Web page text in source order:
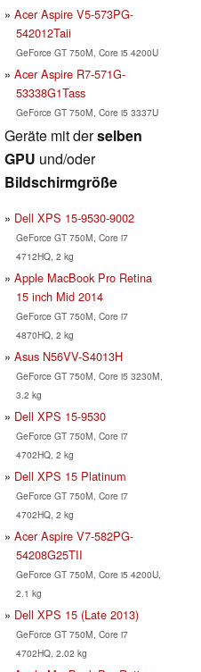
Acer Aspire V5-573PG-
542012Taii
GeForce GT 750M, Core i5 4200U
Acer Aspire R7-571G-
53338G1Tass
GeForce GT 750M, Core i5 3337U
Geräte mit derselben
GPU und/oder
Bildschirmgröße
Dell XPS 15-9530-9002
GeForce GT 750M, Core i7
4712HQ, 2 kg
Apple MacBook Pro Retina
15 inch Mid 2014
GeForce GT 750M, Core i7
4870HQ, 2 kg
Asus N56VV-S4013H
GeForce GT 750M, Core i5 3230M,
3.2 kg
Dell XPS 15-9530
GeForce GT 750M, Core i7
4702HQ, 2 kg
Dell XPS 15 Platinum
GeForce GT 750M, Core i7
4702HQ, 2 kg
Acer Aspire V7-582PG-
54208G25TII
GeForce GT 750M, Core i5 4200U,
2.1 kg
Dell XPS 15 (Late 2013)
GeForce GT 750M, Core i7
4702HQ, 2.02 kg